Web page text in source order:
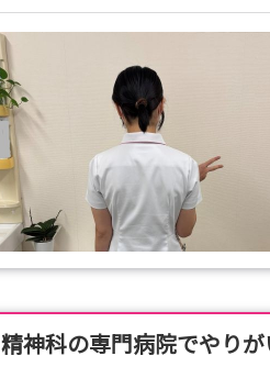
精神科の専門病院でやり